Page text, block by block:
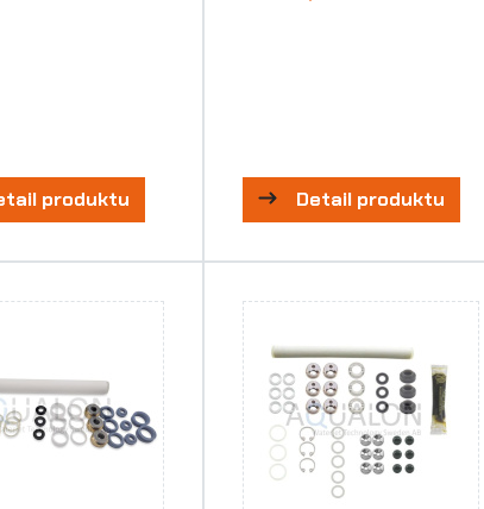
produktu Detail produktu